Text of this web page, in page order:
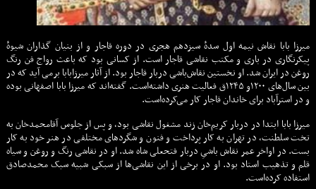
میرزا بابا نقاش نیمه اول سدهٔ سیزدهم هجری در دوره قاجار و از بنیان گذاران شیوهٔ
پیکرنگاری در باری و مکتب نقاشی قاجار است. از کسانی بود که باعث رواج فن رنگ
روغن در ایران شد. او نخستین نقاش‌باشی دربار قاجار بود. از آثار میرزابابا برمی آید که در
بین سال‌های ۱۲۰۰و ۱۲۴۵ق فعالیت هنری داشته‌است. گفته‌اند که میرزا بابا اصفهانی بوده
و در استرآباد برای خاندان قاجار کار می‌کرده‌است.
میرزا بابا ابتدا در دربار کریم‌خان زند مشغول نقاشی بود، و پس از جلوس آقامحمدخان به
تخت سلطنت، در تهران به کار پرداخت و فنون و شگردهای مختلفی در هنر خود به کار
بست. در اواخر عمر نقاش باشیِ دربار فتحعلی شاه شد. او در نقاشی رنگ و روغن و سیاه
قلم و تذهیب استاد بود. او در برخی از این نقاشی‌ها از سبکی شبیه سبک محمدصادق
استفاده کرده‌است.